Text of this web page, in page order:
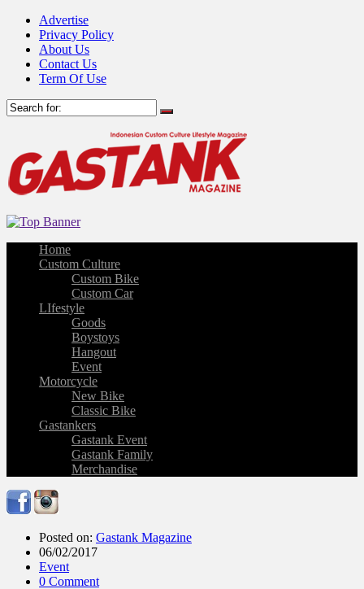
Advertise
Privacy Policy
About Us
Contact Us
Term Of Use
Home
Custom Culture
Custom Bike
Custom Car
LIfestyle
Goods
Boystoys
Hangout
Event
Motorcycle
New Bike
Classic Bike
Gastankers
Gastank Event
Gastank Family
Merchandise
Posted on: Gastank Magazine
06/02/2017
Event
0 Comment